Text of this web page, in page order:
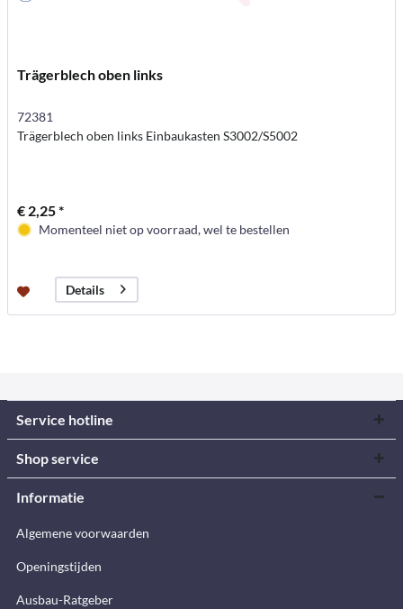
Trägerblech oben links
72381
Trägerblech oben links Einbaukasten S3002/S5002
€ 2,25 *
Momenteel niet op voorraad, wel te bestellen
Details
Service hotline
Shop service
Informatie
Algemene voorwaarden
Openingstijden
Ausbau-Ratgeber